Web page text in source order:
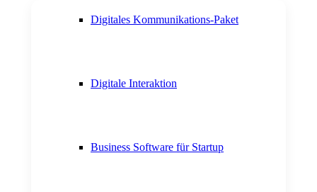
Digitales Kommunikations-Paket
Digitale Interaktion
Business Software für Startup